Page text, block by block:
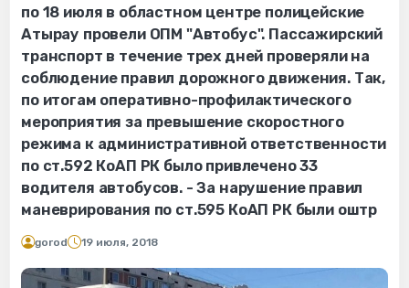
по 18 июля в областном центре полицейские
Атырау провели ОПМ "Автобус". Пассажирский
транспорт в течение трех дней проверяли на
соблюдение правил дорожного движения. Так,
по итогам оперативно-профилактического
мероприятия за превышение скоростного
режима к административной ответственности
по ст.592 КоАП РК было привлечено 33
водителя автобусов. - За нарушение правил
маневрирования по ст.595 КоАП РК были оштр
gorod 19 июля, 2018